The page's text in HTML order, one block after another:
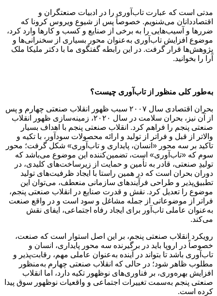
مدتی است که عبارت تاب‌آوری را در ادبیات صنعتگران و
اقتصاددانان می‌شنویم. خصوصاً پس از شیوع ویروس کرونا که
ضررها و آسیب‌هایی را به برخی از صنایع و کسب و کارها وارد کرد،
موضوع افزایش تاب‌آوری به‌عنوان محور بسیاری از سخنرانی‌ها و
پژوهش‌ها قرار گرفت. در این رابطه گفتگوی ما با دکتر ملیکا ملک
آرا را بخوانید.
به‌طور کلی منظور از تاب‌آوری چیست؟
بحران اقتصادی سال ۲۰۰۷ سبب ظهور انقلاب صنعتی چهارم و پس
از آن نیز، بحران سلامت در سال ۲۰۲۰، زمینه‌سازی ظهور انقلاب
صنعتی پنجم را فراهم کرد. انقلاب صنعتی پنجم با اهداف بسیار
والاتر از قبل و فراتر از تولید و ارائه محصولات سودآور، با تکیه و
تاکید بر سه محور «انسان، پایداری و تاب‌آوری» شکل گرفت؛ محور
سوم که «تاب‌آوری» است، تضمین‌کننده این موضوع می‌باشد که
تولیدِ صنعتی، قادر به تأمین و حمایت از زیرساخت‌های کلیدی، در
دوران بحران است که در همین راستا با ایجاد ظرفیت‌های تولید
تطبیق‌پذیر و طراحی فرآیندهای سازمانی منعطف، می‌توان این
موضوع را تعدیل کرد. نقش و قدرت صنایع در انقلاب صنعتی پنجم،
فراتر از موضوعاتی از جمله مشاغل و سود است و در واقع صنعت
به‌عنوان عاملی تاب‌آور برای ایجاد رفاه اجتماعی، ایفای نقش
می‌کند.
رویکرد انقلاب صنعتی پنجم، بر این اصل استوار است که صنعت،
خصوصاً در اروپا باید در برگیرنده سه محور پایداری، انسان و
تاب‌آوری باشد تا بتواند در آینده به‌عنوان عاملی مهم، رقابت‌پذیر و
مطلوب ظاهر شود؛ در حالی که انقلاب صنعتی چهارم به‌منظور
افزایش بهره‌وری، بر فناوری‌های نوظهور تکیه دارد، اما انقلاب
صنعتی پنجم به‌سمت تغییرات اجتماعی و واقعیات نوظهور سوق پیدا
کرده است.